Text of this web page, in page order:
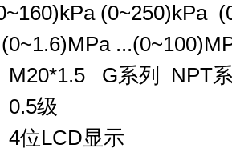
(0~250)kPa
M20*1.5 G系列 NPT
0.5级
4位LCD显示